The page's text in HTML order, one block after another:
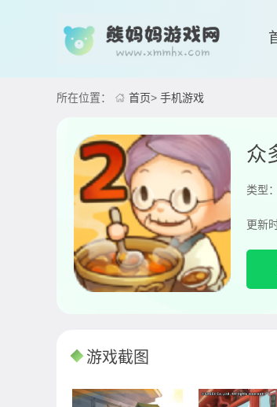
所在位置： 首页> 手机游戏
众
类型：
更新
游戏截图